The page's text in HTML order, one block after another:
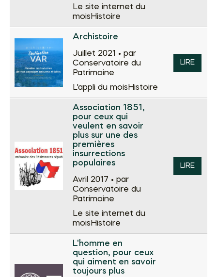
Le site internet du
mois Histoire
Archistoire
Juillet 2021 • par
Conservatoire du
Patrimoine
L'appli du mois Histoire
LIRE
Association 1851,
pour ceux qui
veulent en savoir
plus sur une des
premières
insurrections
populaires
Avril 2017 • par
Conservatoire du
Patrimoine
Le site internet du
mois Histoire
LIRE
L'homme en
question, pour ceux
qui aiment en savoir
toujours plus